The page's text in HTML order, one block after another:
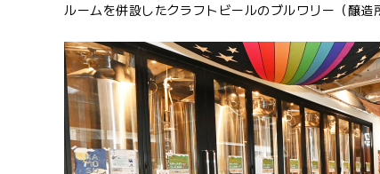
ルームを併設したクラフトビールのブルワリー（醸造